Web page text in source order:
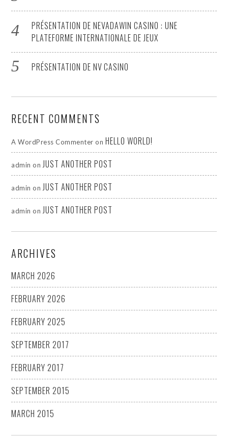
PRÉSENTATION DE NEVADAWIN CASINO : UNE
PLATEFORME INTERNATIONALE DE JEUX
PRÉSENTATION DE NV CASINO
RECENT COMMENTS
A WordPress Commenter on HELLO WORLD!
admin on JUST ANOTHER POST
admin on JUST ANOTHER POST
admin on JUST ANOTHER POST
ARCHIVES
MARCH 2026
FEBRUARY 2026
FEBRUARY 2025
SEPTEMBER 2017
FEBRUARY 2017
SEPTEMBER 2015
MARCH 2015